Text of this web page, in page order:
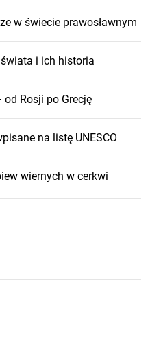
w świecie prawosławnym
i ich historia
Rosji po Grecję
na listę UNESCO
wiernych w cerkwi